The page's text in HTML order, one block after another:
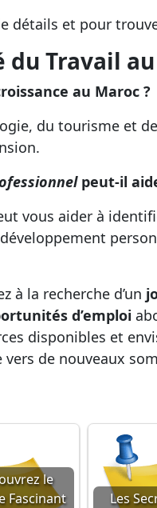
détails et pour
du Travail
au Maroc ?
du tourisme et
peut-il
vous aider à
à la recherche d’un
d’emploi
disponibles et
de nouveaux
le
Fascinant
Les